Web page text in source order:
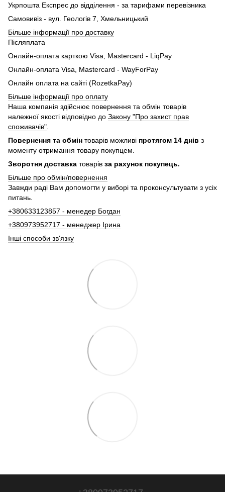
Укрпошта Експрес до відділення - за тарифами перевізника
Самовивіз - вул. Геологів 7, Хмельницький
Більше інформації про доставку
Післяплата
Онлайн-оплата карткою Visa, Mastercard - LiqPay
Онлайн-оплата Visa, Mastercard - WayForPay
Онлайн оплата на сайті (RozetkaPay)
Більше інформації про оплату
Наша компанія здійснює повернення та обмін товарів
належної якості відповідно до Закону "Про захист прав
споживачів"
Повернення та обмін товарів можливі протягом 14 днів з
моменту отримання товару покупцем.
Зворотня доставка товарів за рахунок покупець.
Більше про обмін/повернення
Завжди раді Вам допомогти у виборі та проконсультувати з усіх
питань.
+380633123857 - менедер Богдан
+380973952717 - менеджер Ірина
Інші способи зв'язку